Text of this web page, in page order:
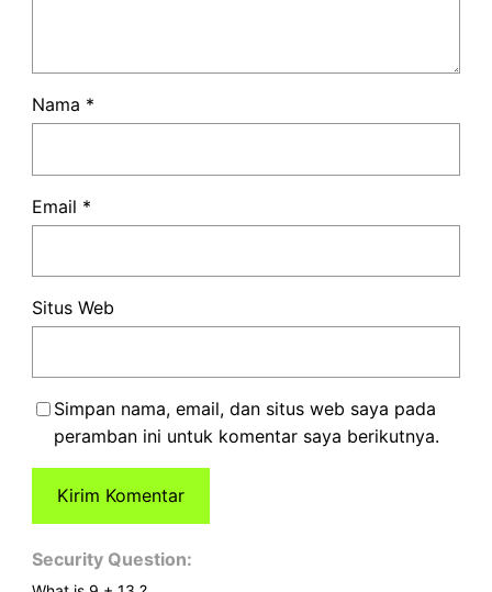
Nama *
Email *
Situs Web
Simpan nama, email, dan situs web saya pada
peramban ini untuk komentar saya berikutnya.
Security Question: